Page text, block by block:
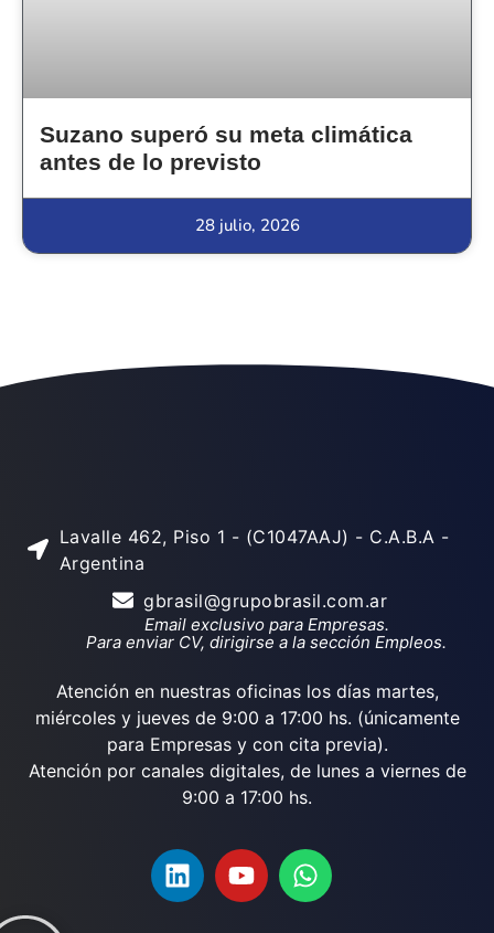
Suzano superó su meta climática
antes de lo previsto
28 julio, 2026
Lavalle 462, Piso 1 - (C1047AAJ) - C.A.B.A -
Argentina
gbrasil@grupobrasil.com.ar
Email exclusivo para Empresas.
Para enviar CV, dirigirse a la sección Empleos.
Atención en nuestras oficinas los días martes,
miércoles y jueves de 9:00 a 17:00 hs. (únicamente
para Empresas y con cita previa).
Atención por canales digitales, de lunes a viernes de
9:00 a 17:00 hs.